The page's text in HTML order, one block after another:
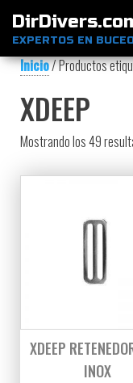
EXPERTOS EN
Inicio/ Productos
XDEEP
Mostrando los 49
XDEEP
INOX